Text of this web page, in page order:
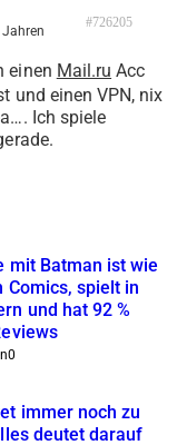
#726205
einen Mail.ru Acc
und einen VPN, nix
Ich spiele
mit Batman ist wie
Comics, spielt in
und hat 92 %
0
immer noch zu
deutet darauf